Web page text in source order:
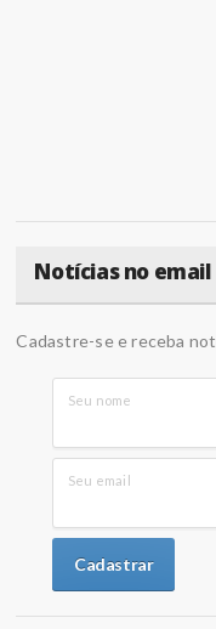
Notícias no email
Cadastre-se e receba
Seu nome
Seu email